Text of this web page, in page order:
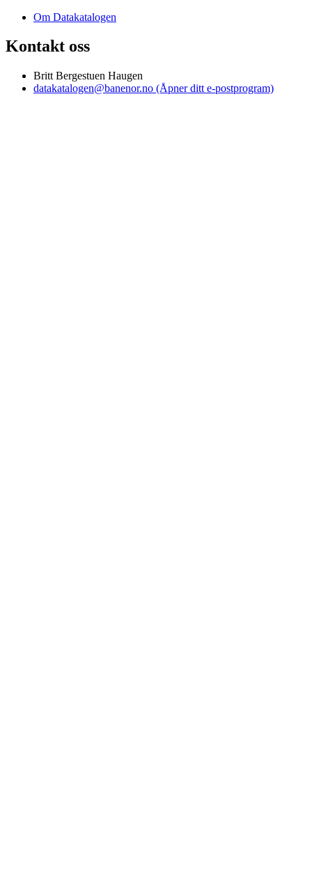
Om Datakatalogen
Kontakt oss
Britt Bergestuen Haugen
datakatalogen@banenor.no (Åpner ditt e-postprogram)